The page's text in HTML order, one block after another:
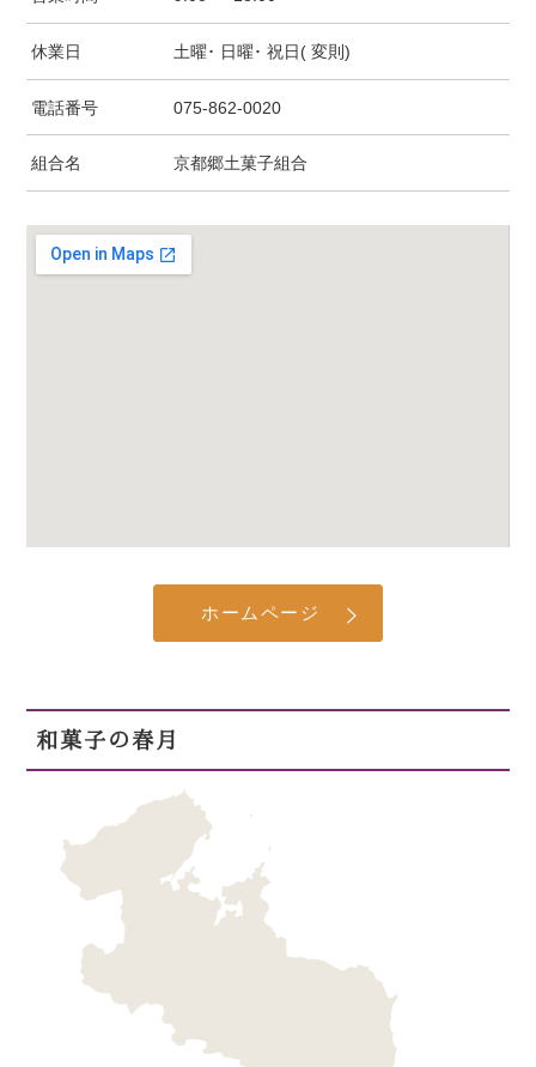
休業日 土曜･ 日曜･ 祝日( 変則)
電話番号 075-862-0020
組合名 京都郷土菓子組合
ホームページ
和菓子の春月